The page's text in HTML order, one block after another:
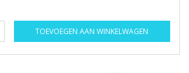
TOEVOEGEN AAN WINKELWAGEN